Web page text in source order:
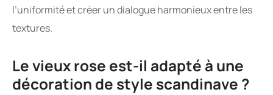
l’uniformité et créer un dialogue harmonieux entre les
textures.
Le vieux rose est-il adapté à une
décoration de style scandinave ?